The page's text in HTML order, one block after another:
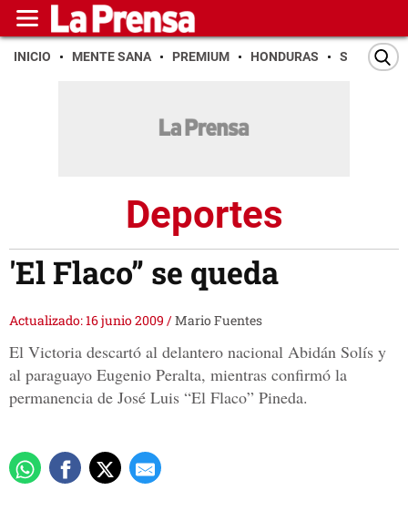
INICIO MENTE SANA PREMIUM HONDURAS SAN PEDRO
Deportes
'El Flaco” se queda
Actualizado: 16 junio 2009 /Mario Fuentes
El Victoria descartó al delantero nacional Abidán Solís y
al paraguayo Eugenio Peralta, mientras confirmó la
permanencia de José Luis “El Flaco” Pineda.